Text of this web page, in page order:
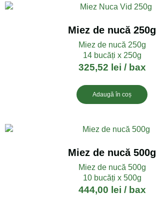
Miez de nucă 250g
Miez de nucă 250g
14 bucăți x 250g
325,52 lei / bax
Adaugă în coș
Miez de nucă 500g
Miez de nucă 500g
10 bucăți x 500g
444,00 lei / bax